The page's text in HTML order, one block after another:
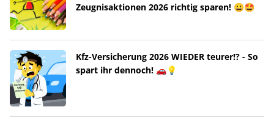
Zeugnisaktionen 2026 richtig sparen! 😀🤩
Kfz-Versicherung 2026 WIEDER teurer!? - So
spart ihr dennoch! 🚗💡